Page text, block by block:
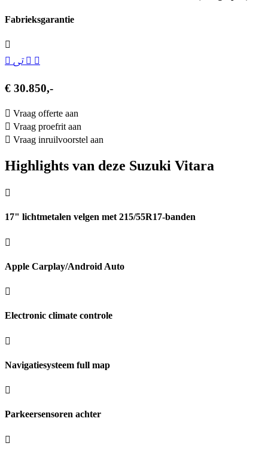
Fabrieksgarantie
€ 30.850,-
Vraag offerte aan
Vraag proefrit aan
Vraag inruilvoorstel aan
Highlights van deze Suzuki Vitara
17" lichtmetalen velgen met 215/55R17-banden
Apple Carplay/Android Auto
Electronic climate controle
Navigatiesysteem full map
Parkeersensoren achter